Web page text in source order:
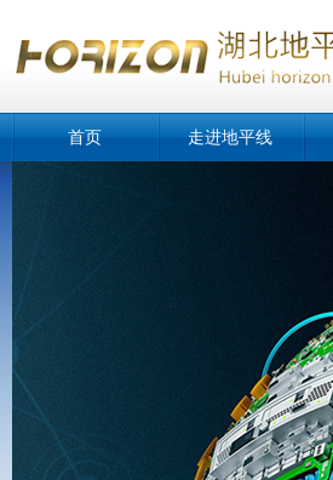
首页 走进地平线